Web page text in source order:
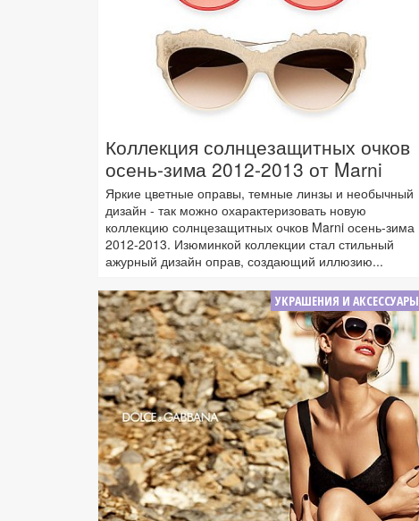
Коллекция солнцезащитных очков
осень-зима 2012-2013 от Marni
Яркие цветные оправы, темные линзы и необычный
дизайн - так можно охарактеризовать новую
коллекцию солнцезащитных очков Marni осень-зима
2012-2013. Изюминкой коллекции стал стильный
ажурный дизайн оправ, создающий иллюзию...
УКРАШЕНИЯ И АКСЕССУАРЫ